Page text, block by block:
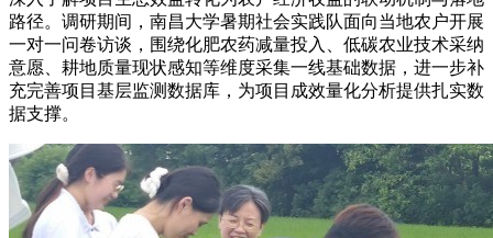
路径。调研期间，南昌大学暑期社会实践队面向当地农户开展
一对一问卷访谈，围绕化肥农药减量投入、低碳农业技术采纳
意愿、耕地质量现状感知等维度采集一线基础数据，进一步补
充完善项目基层监测数据库，为项目成效量化分析提供扎实数
据支撑。